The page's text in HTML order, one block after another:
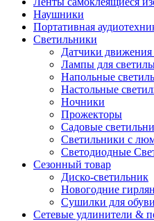
Наушники
Портативная
Светильники
Датчики
Лампы для
Напольные
Настольные
Ночники
Прожекторы
Садовые
Светильники с
Светодиодные
Сезонный товар
Диско-светильник
Новогодние
Сушилки для обуви
Сетевые удлинители &